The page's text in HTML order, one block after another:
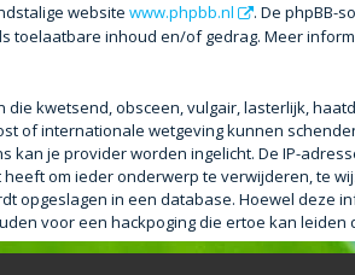
website www.phpbb.nl
. De phpBB-
toelaatbare inhoud en/of gedrag. Meer
die kwetsend, obsceen, vulgair, lasterlijk,
of internationale wetgeving kunnen
kan je provider worden ingelicht. De IP-
om ieder onderwerp te verwijderen, te
opgeslagen in een database. Hoewel deze
voor een hackpoging die ertoe kan leiden